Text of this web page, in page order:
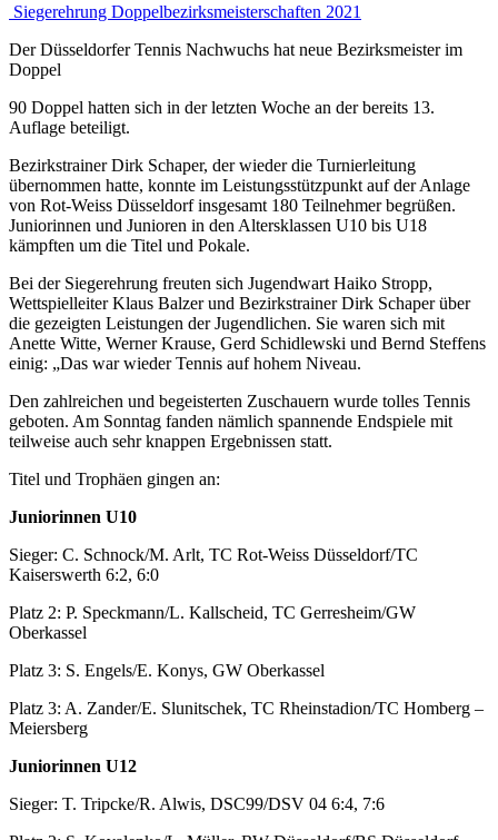
Siegerehrung Doppelbezirksmeisterschaften 2021
Der Düsseldorfer Tennis Nachwuchs hat neue Bezirksmeister im
Doppel
90 Doppel hatten sich in der letzten Woche an der bereits 13.
Auflage beteiligt.
Bezirkstrainer Dirk Schaper, der wieder die Turnierleitung
übernommen hatte, konnte im Leistungsstützpunkt auf der Anlage
von Rot-Weiss Düsseldorf insgesamt 180 Teilnehmer begrüßen.
Juniorinnen und Junioren in den Altersklassen U10 bis U18
kämpften um die Titel und Pokale.
Bei der Siegerehrung freuten sich Jugendwart Haiko Stropp,
Wettspielleiter Klaus Balzer und Bezirkstrainer Dirk Schaper über
die gezeigten Leistungen der Jugendlichen. Sie waren sich mit
Anette Witte, Werner Krause, Gerd Schidlewski und Bernd Steffens
einig: „Das war wieder Tennis auf hohem Niveau.
Den zahlreichen und begeisterten Zuschauern wurde tolles Tennis
geboten. Am Sonntag fanden nämlich spannende Endspiele mit
teilweise auch sehr knappen Ergebnissen statt.
Titel und Trophäen gingen an:
Juniorinnen U10
Sieger: C. Schnock/M. Arlt, TC Rot-Weiss Düsseldorf/TC
Kaiserswerth 6:2, 6:0
Platz 2: P. Speckmann/L. Kallscheid, TC Gerresheim/GW
Oberkassel
Platz 3: S. Engels/E. Konys, GW Oberkassel
Platz 3: A. Zander/E. Slunitschek, TC Rheinstadion/TC Homberg –
Meiersberg
Juniorinnen U12
Sieger: T. Tripcke/R. Alwis, DSC99/DSV 04 6:4, 7:6